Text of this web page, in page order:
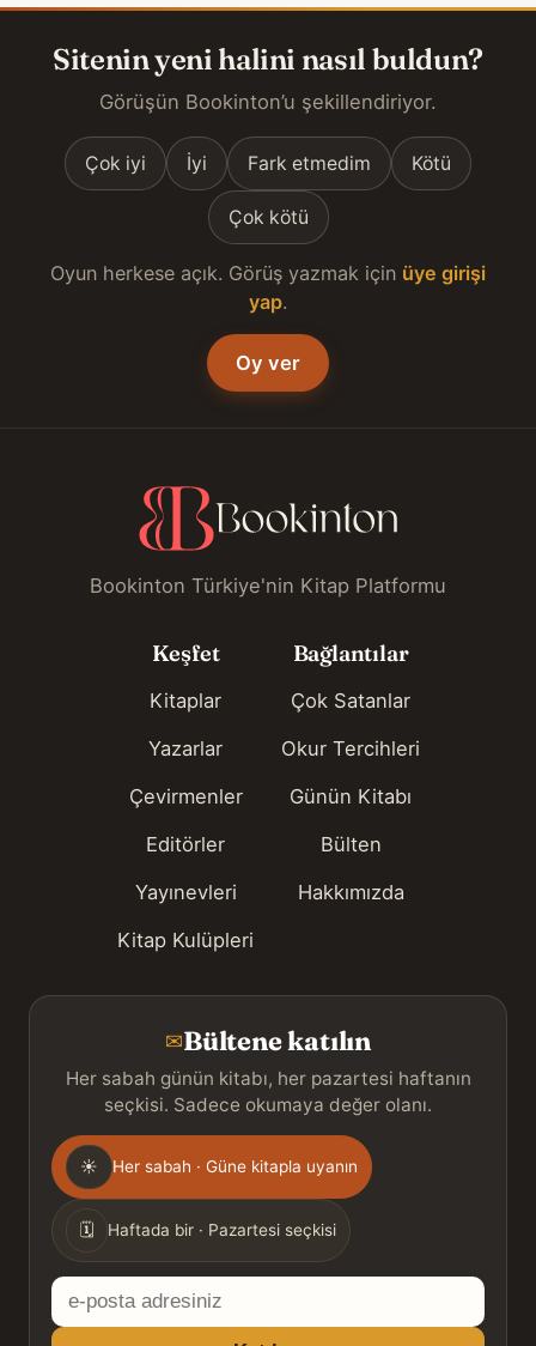
Sitenin yeni halini nasıl buldun?
Görüşün Bookinton’u şekillendiriyor.
Çok iyi İyi Fark etmedim Kötü
Çok kötü
Oyun herkese açık. Görüş yazmak için üye girişi
yap.
Oy ver
Bookinton Türkiye'nin Kitap Platformu
Keşfet
Kitaplar
Yazarlar
Çevirmenler
Editörler
Yayınevleri
Kitap Kulüpleri
Bağlantılar
Çok Satanlar
Okur Tercihleri
Günün Kitabı
Bülten
Hakkımızda
✉Bültene katılın
Her sabah günün kitabı, her pazartesi haftanın
seçkisi. Sadece okumaya değer olanı.
Gönderim
sıklığı
☀ Her sabah · Güne kitapla uyanın
🗓 Haftada bir · Pazartesi seçkisi
E-
posta